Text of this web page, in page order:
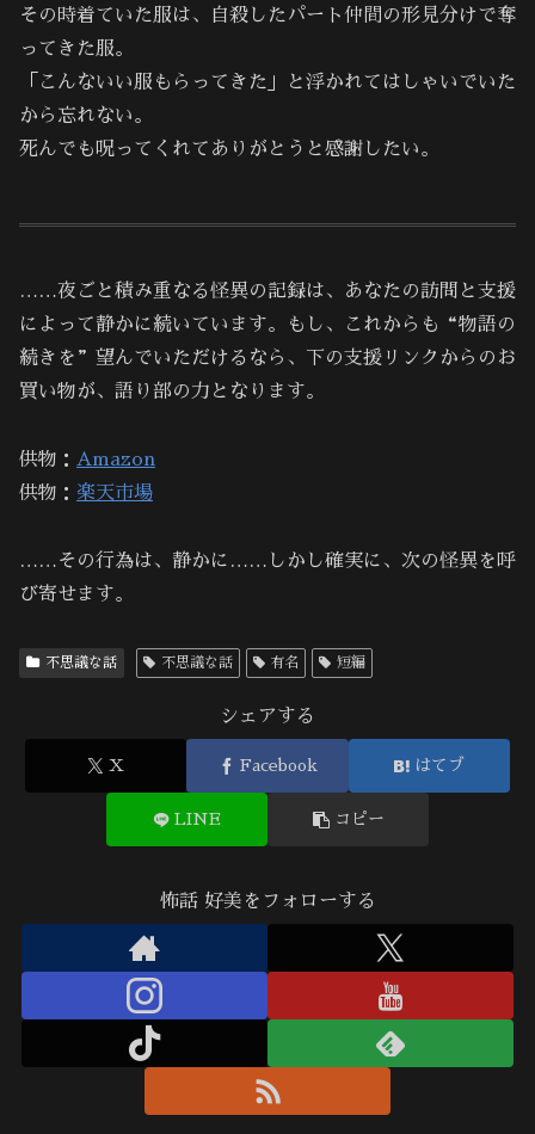
その時着ていた服は、自殺したパート仲間の形見分けで奪
ってきた服。
「こんないい服もらってきた」と浮かれてはしゃいでいた
から忘れない。
死んでも呪ってくれてありがとうと感謝したい。
……夜ごと積み重なる怪異の記録は、あなたの訪問と支援
によって静かに続いています。もし、これからも“物語の
続きを”望んでいただけるなら、下の支援リンクからのお
買い物が、語り部の力となります。
供物： Amazon
供物： 楽天市場
……その行為は、静かに……しかし確実に、次の怪異を呼
び寄せます。
不思議な話 不思議な話 有名 短編
シェアする
X Facebook はてブ
LINE コピー
怖話 好美をフォローする